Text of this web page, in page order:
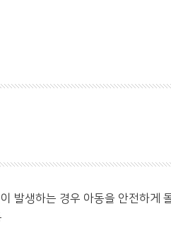
발생하는 경우 아동을 안전하게